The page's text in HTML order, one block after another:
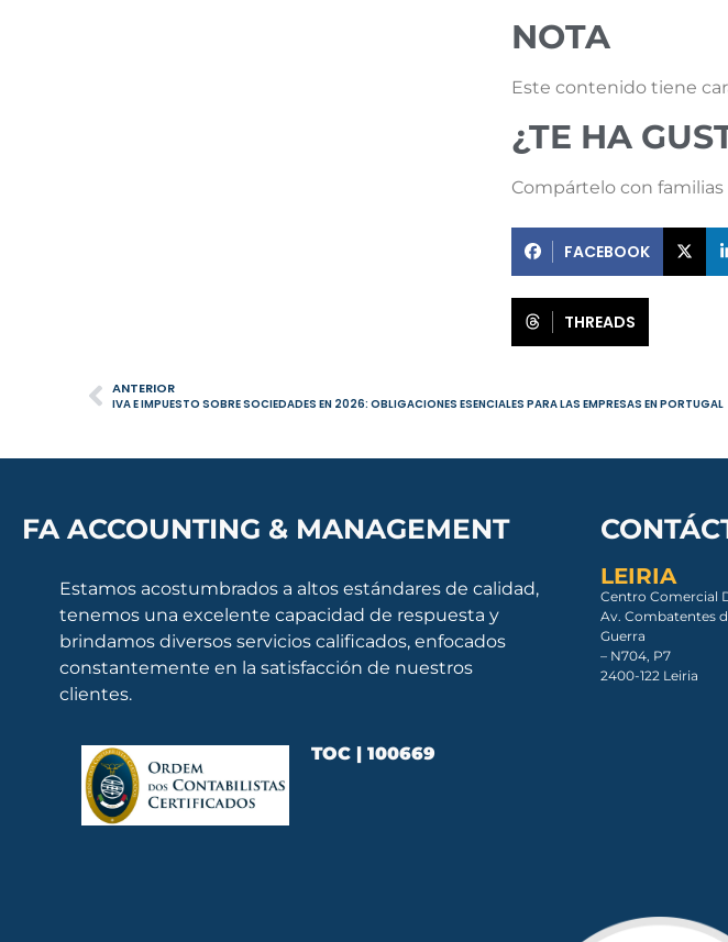
NOTA
Este contenido tiene
¿TE HA
Compártelo con
FACEBOOK
THREADS
ANTERIOR
IVA E IMPUESTO SOBRE SOCIEDADES EN 2026: OBLIGACIONES ESENCIALES PARA LAS EMPRESAS EN PORTUGAL
FA ACCOUNTING & MANAGEMENT
Estamos acostumbrados a altos estándares de calidad,
tenemos una excelente capacidad de respuesta y
brindamos diversos servicios calificados, enfocados
constantemente en la satisfacción de nuestros
clientes.
TOC | 100669
LEIRIA
Centro Comercial
Av. Combatentes
Guerra
– N704, P7
2400-122 Leiria